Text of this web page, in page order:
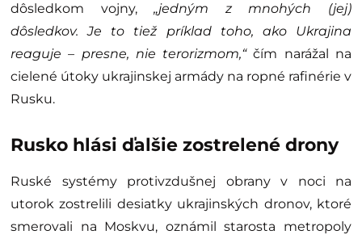
dôsledkom vojny,„jedným z mnohých (jej)
dôsledkov. Je to tiež príklad toho, ako Ukrajina
reaguje – presne, nie terorizmom,“čím narážal na
cielené útoky ukrajinskej armády na ropné rafinérie v
Rusku.
Rusko hlási ďalšie zostrelené drony
Ruské systémy protivzdušnej obrany v noci na
utorok zostrelili desiatky ukrajinských dronov, ktoré
smerovali na Moskvu, oznámil starosta metropoly